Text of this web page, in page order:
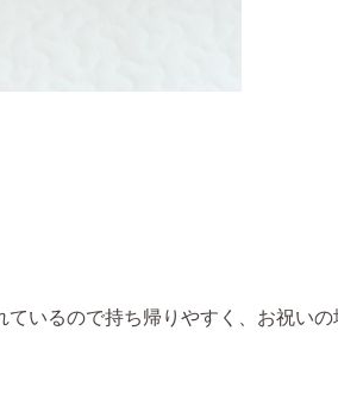
いるので持ち帰りやすく、お祝いの